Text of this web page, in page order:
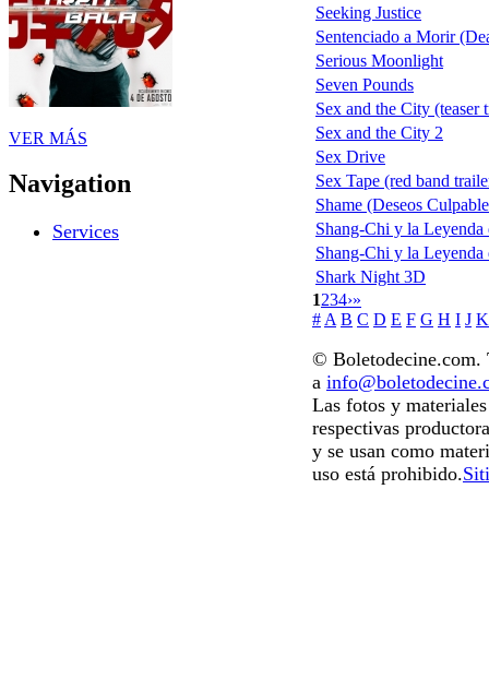
VER MÁS
Navigation
Services
Seeking Justice
Sentenciado a Morir
Serious Moonlight
Seven Pounds
Sex and the City (teaser
Sex and the City 2
Sex Drive
Sex Tape (red band
Shame (Deseos
Shang-Chi y la
Shang-Chi y la
Shark Night 3D
1234›»
# A B C D E F G H I J K
© Boletodecine.com.
a
Las fotos y
respectivas
y se usan como
uso está prohibido.